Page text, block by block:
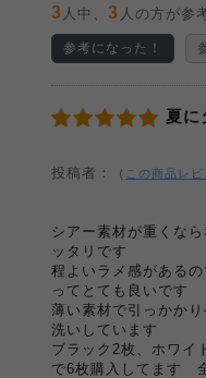
3 人中、3 人の方が参
参考になった！
夏に
投稿者：
（ この商品レ
シアー素材が重くな
ッタリです
程よいラメ感がある
ってとても良いです
薄い素材で引っかか
洗いしています
ブラック2枚、ホワイ
で6枚購入してます